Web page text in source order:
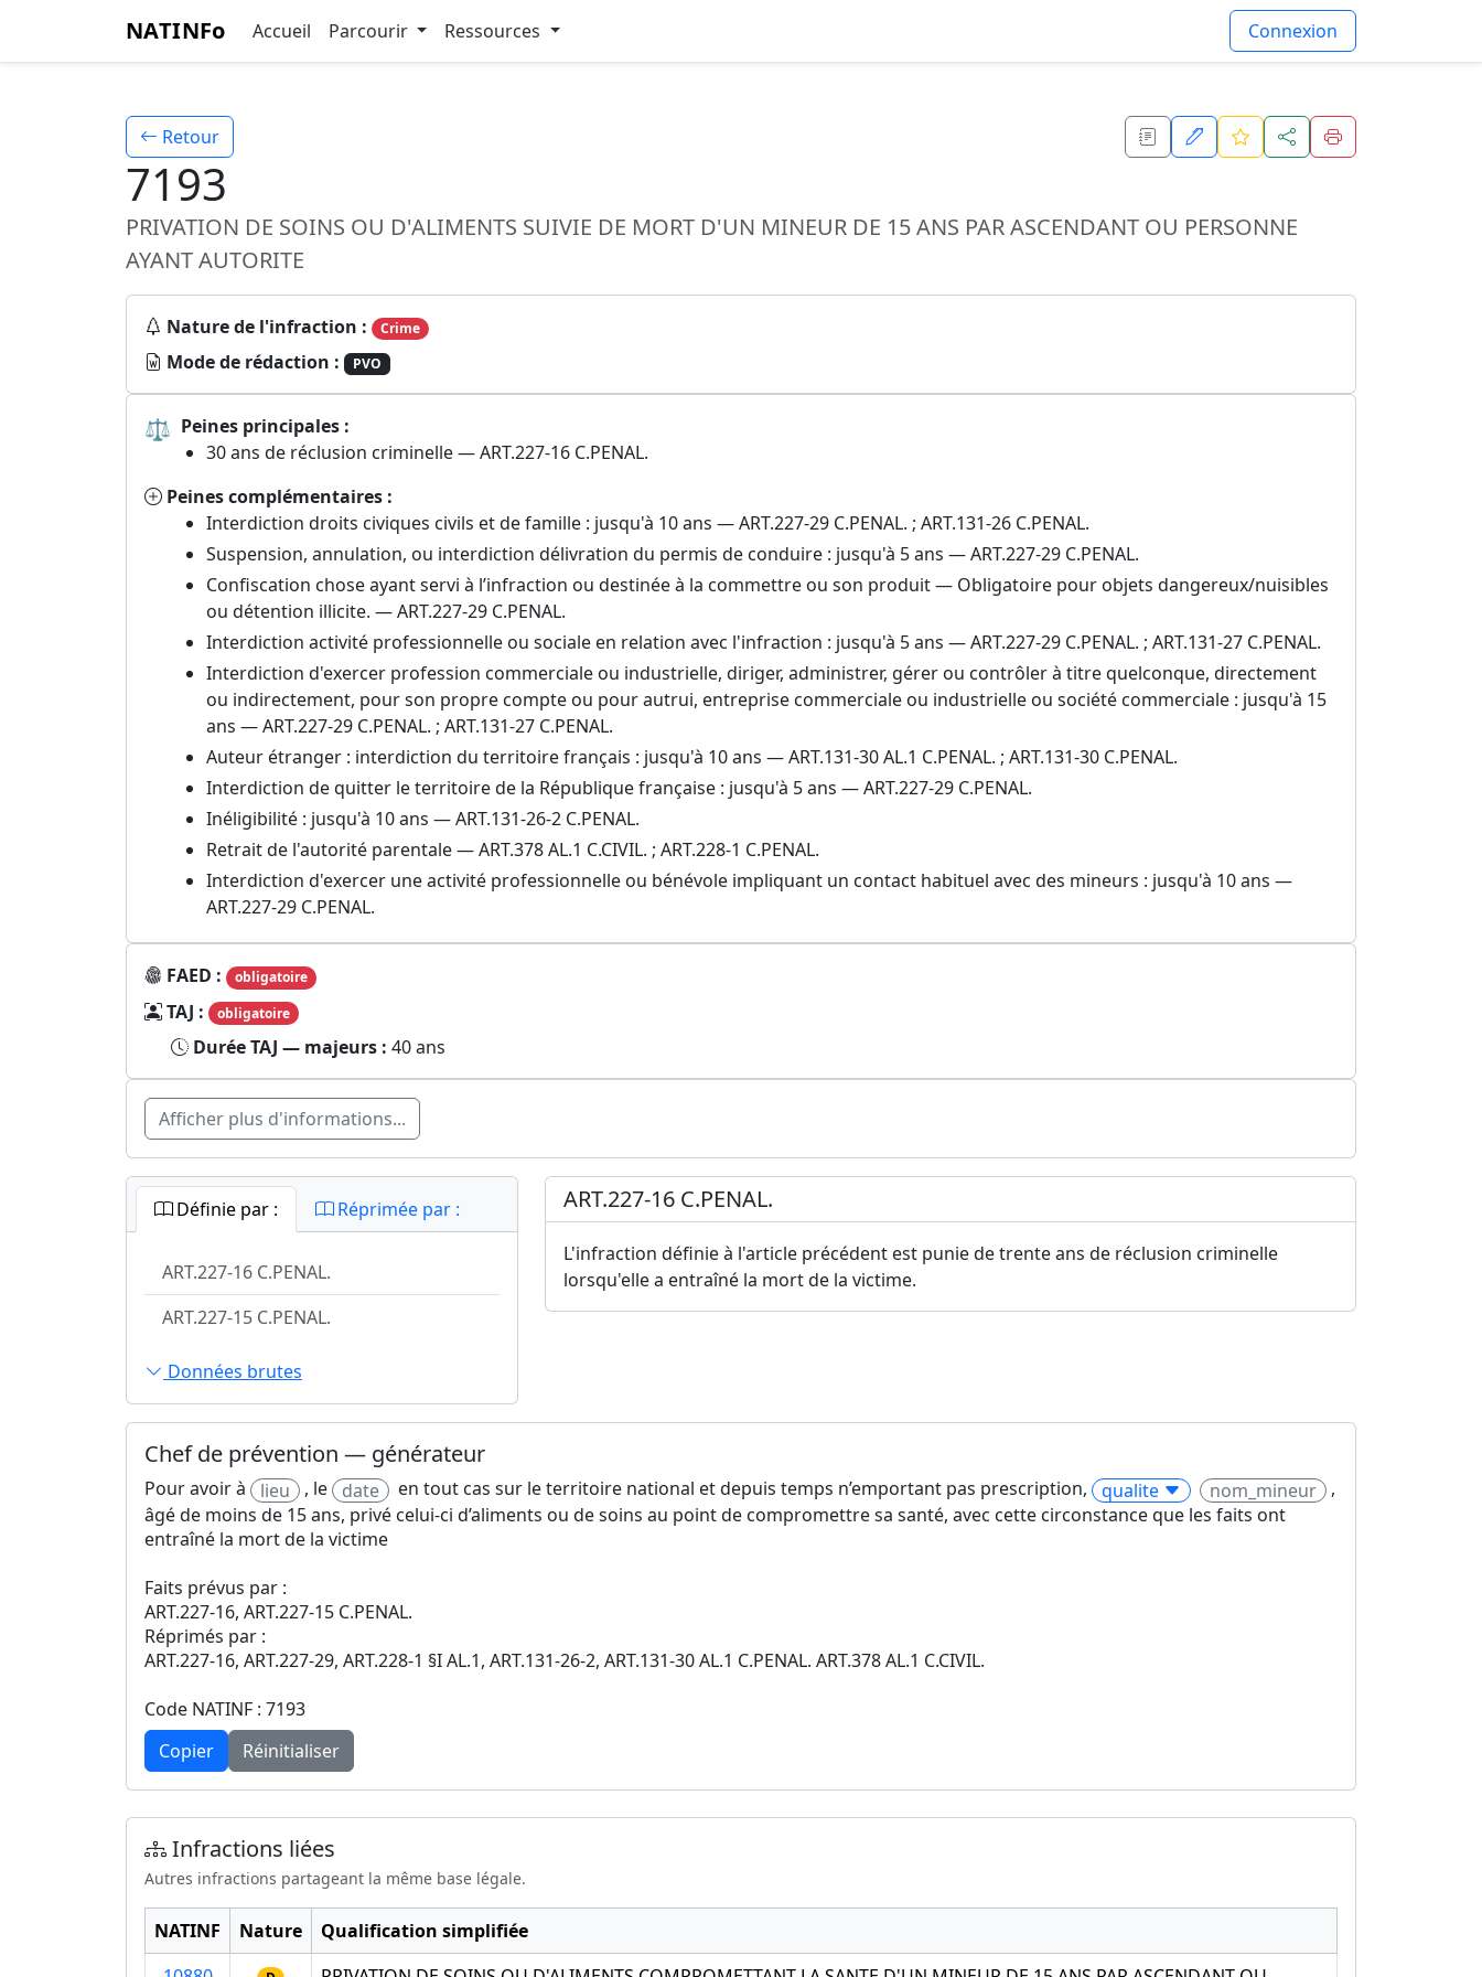
NATINFo Accueil Parcourir Ressources Connexion
Retour
7193
PRIVATION DE SOINS OU D'ALIMENTS SUIVIE DE MORT D'UN MINEUR DE 15 ANS PAR ASCENDANT OU PERSONNE
AYANT AUTORITE
Nature de l'infraction : Crime
Mode de rédaction : PVO
⚖ Peines principales :
30 ans de réclusion criminelle — ART.227-16 C.PENAL.
Peines complémentaires :
Interdiction droits civiques civils et de famille : jusqu'à 10 ans — ART.227-29 C.PENAL. ; ART.131-26 C.PENAL.
Suspension, annulation, ou interdiction délivration du permis de conduire : jusqu'à 5 ans — ART.227-29 C.PENAL.
Confiscation chose ayant servi à l’infraction ou destinée à la commettre ou son produit — Obligatoire pour objets dangereux/nuisibles
ou détention illicite. — ART.227-29 C.PENAL.
Interdiction activité professionnelle ou sociale en relation avec l'infraction : jusqu'à 5 ans — ART.227-29 C.PENAL. ; ART.131-27 C.PENAL.
Interdiction d'exercer profession commerciale ou industrielle, diriger, administrer, gérer ou contrôler à titre quelconque, directement
ou indirectement, pour son propre compte ou pour autrui, entreprise commerciale ou industrielle ou société commerciale : jusqu'à 15
ans — ART.227-29 C.PENAL. ; ART.131-27 C.PENAL.
Auteur étranger : interdiction du territoire français : jusqu'à 10 ans — ART.131-30 AL.1 C.PENAL. ; ART.131-30 C.PENAL.
Interdiction de quitter le territoire de la République française : jusqu'à 5 ans — ART.227-29 C.PENAL.
Inéligibilité : jusqu'à 10 ans — ART.131-26-2 C.PENAL.
Retrait de l'autorité parentale — ART.378 AL.1 C.CIVIL. ; ART.228-1 C.PENAL.
Interdiction d'exercer une activité professionnelle ou bénévole impliquant un contact habituel avec des mineurs : jusqu'à 10 ans —
ART.227-29 C.PENAL.
FAED : obligatoire
TAJ : obligatoire
Durée TAJ — majeurs : 40 ans
Afficher plus d'informations...
Définie par : Réprimée par :
ART.227-16 C.PENAL.
ART.227-15 C.PENAL.
Données brutes
ART.227-16 C.PENAL.
L'infraction définie à l'article précédent est punie de trente ans de réclusion criminelle
lorsqu'elle a entraîné la mort de la victime.
Chef de prévention — générateur
Pour avoir à lieu , le date en tout cas sur le territoire national et depuis temps n’emportant pas prescription, qualite nom_mineur
,
âgé de moins de 15 ans, privé celui-ci d’aliments ou de soins au point de compromettre sa santé, avec cette circonstance que les faits ont
entraîné la mort de la victime
Faits prévus par :
ART.227-16, ART.227-15 C.PENAL.
Réprimés par :
ART.227-16, ART.227-29, ART.228-1 §I AL.1, ART.131-26-2, ART.131-30 AL.1 C.PENAL. ART.378 AL.1 C.CIVIL.
Code NATINF : 7193
Copier
Réinitialiser
Infractions liées
Autres infractions partageant la même base légale.
NATINF Nature
Qualification simplifiée